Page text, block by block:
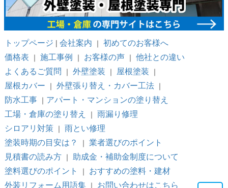
トップページ | 会社案内 ｜ 初めてのお客様へ
価格表 ｜ 施工事例 ｜ お客様の声｜ 他社との違い
よくあるご質問 ｜ 外壁塗装 ｜ 屋根塗装 ｜
屋根カバー ｜ 外壁張り替え・カバー工法｜
防水工事｜ アパート・マンションの塗り替え
工場・倉庫の塗り替え
｜ 雨漏り修理
シロアリ対策｜ 雨とい修理
塗装時期の目安は？
｜ 業者選びのポイント
見積書の読み方｜ 助成金・補助金制度について
塗料選びのポイント
｜ おすすめの塗料・建材
外装リフォーム用語集｜ お問い合わせはこちら